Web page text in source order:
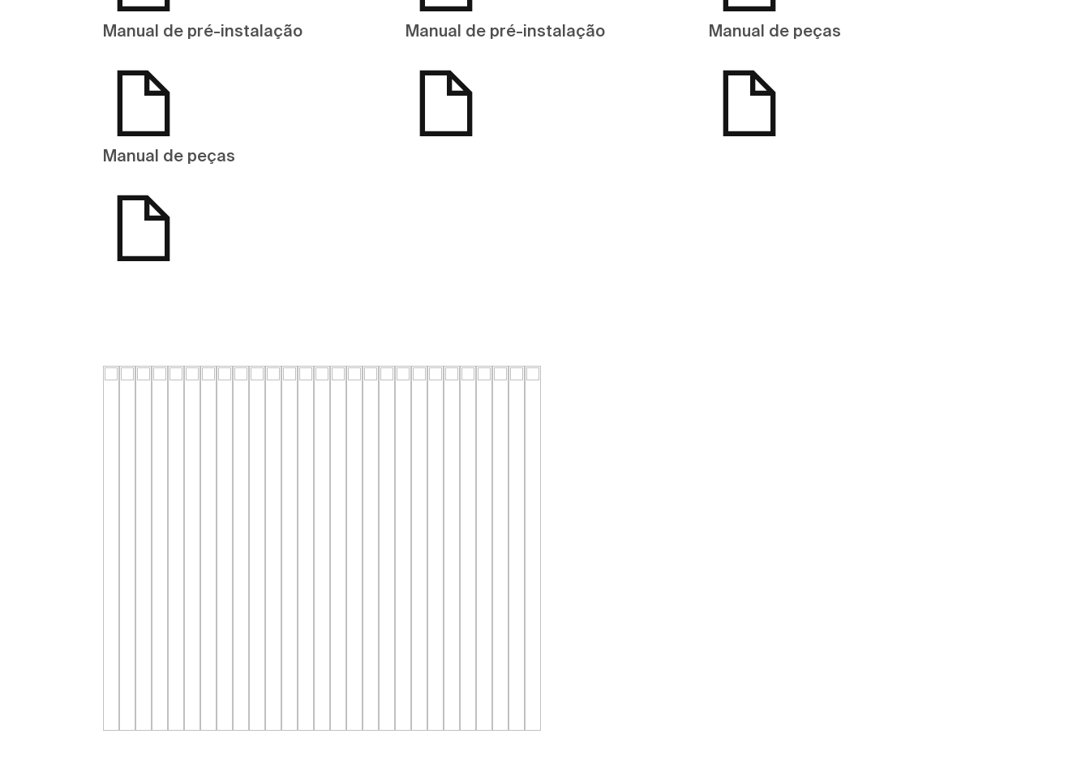
Manual de pré-instalação Manual de pré-instalação Manual de peças
Manual de peças